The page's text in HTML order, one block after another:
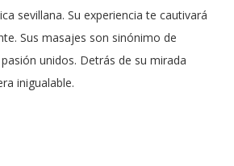
sevillana. Su experiencia te cautivará
Sus masajes son sinónimo de
unidos. Detrás de su mirada
inigualable.